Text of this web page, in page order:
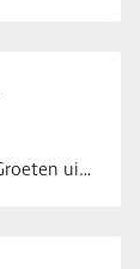
Vacature Luxury Brands Account Manager Groeten uit Spanje! Vanaf mijn …